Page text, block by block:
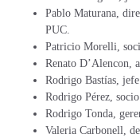
Pablo Maturana,
PUC.
Patricio Morelli,
Renato D’Alencon,
Rodrigo Bastías,
Rodrigo Pérez,
Rodrigo Tonda,
Valeria Carbonell,